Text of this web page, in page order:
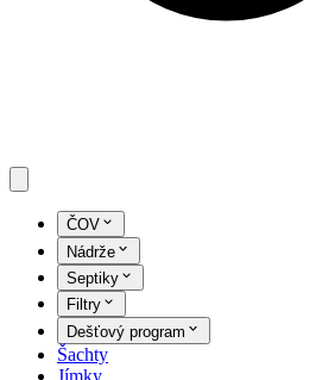
ČOV
Nádrže
Septiky
Filtry
Dešťový program
Šachty
Jímky